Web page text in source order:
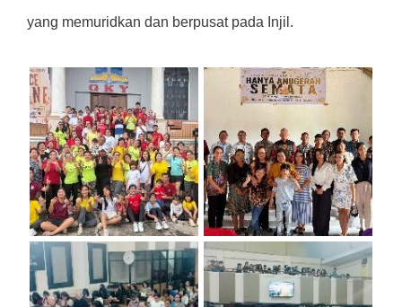
yang memuridkan dan berpusat pada Injil.